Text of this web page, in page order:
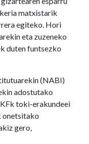
matxistarik
egiteko. Hori
eta zuzeneko
duten funtsezko
(NABI)
adostutako
toki-erakundeei
onetsitako
gero,